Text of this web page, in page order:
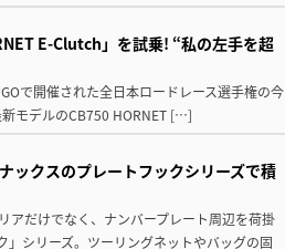
E-Clutch」を試乗! “私の左手を超
で開催された全日本ロードレース選手権の今
モデルのCB750 HORNET […]
ックスのプレートフックシリーズで積
アだけでなく、ナンバープレート周辺を荷掛
シリーズ。ツーリングネットやバッグの固